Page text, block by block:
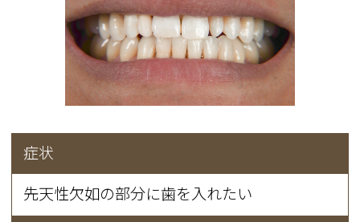
症状
先天性欠如の部分に歯を入れたい